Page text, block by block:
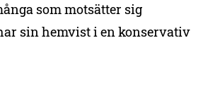
som motsätter sig
sin hemvist i en konservativ